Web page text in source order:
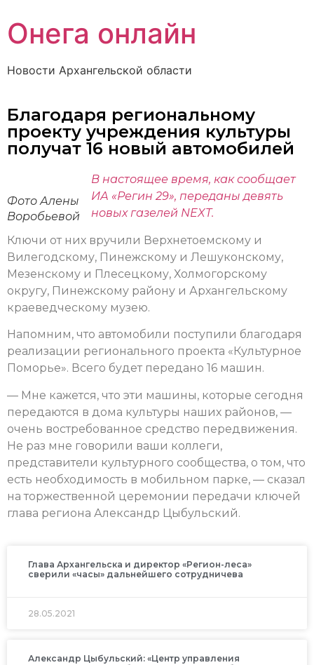
Онега онлайн
Новости Архангельской области
Благодаря региональному
проекту учреждения культуры
получат 16 новый автомобилей
Фото Алены
Воробьевой
В настоящее время, как сообщает
ИА «Регин 29», переданы девять
новых газелей NEXT.
Ключи от них вручили Верхнетоемскому и
Вилегодскому, Пинежскому и Лешуконскому,
Мезенскому и Плесецкому, Холмогорскому
округу, Пинежскому району и Архангельскому
краеведческому музею.
Напомним, что автомобили поступили благодаря
реализации регионального проекта «Культурное
Поморье». Всего будет передано 16 машин.
— Мне кажется, что эти машины, которые сегодня
передаются в дома культуры наших районов, —
очень востребованное средство передвижения.
Не раз мне говорили ваши коллеги,
представители культурного сообщества, о том, что
есть необходимость в мобильном парке, — сказал
на торжественной церемонии передачи ключей
глава региона Александр Цыбульский.
Глава Архангельска и директор «Регион-леса»
сверили «часы» дальнейшего сотрудничева
28.05.2021
Александр Цыбульский: «Центр управления